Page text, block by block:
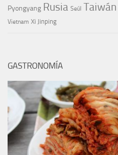
Pyongyang Rusia Seúl Taiwán
Vietnam Xi Jinping
GASTRONOMÍA